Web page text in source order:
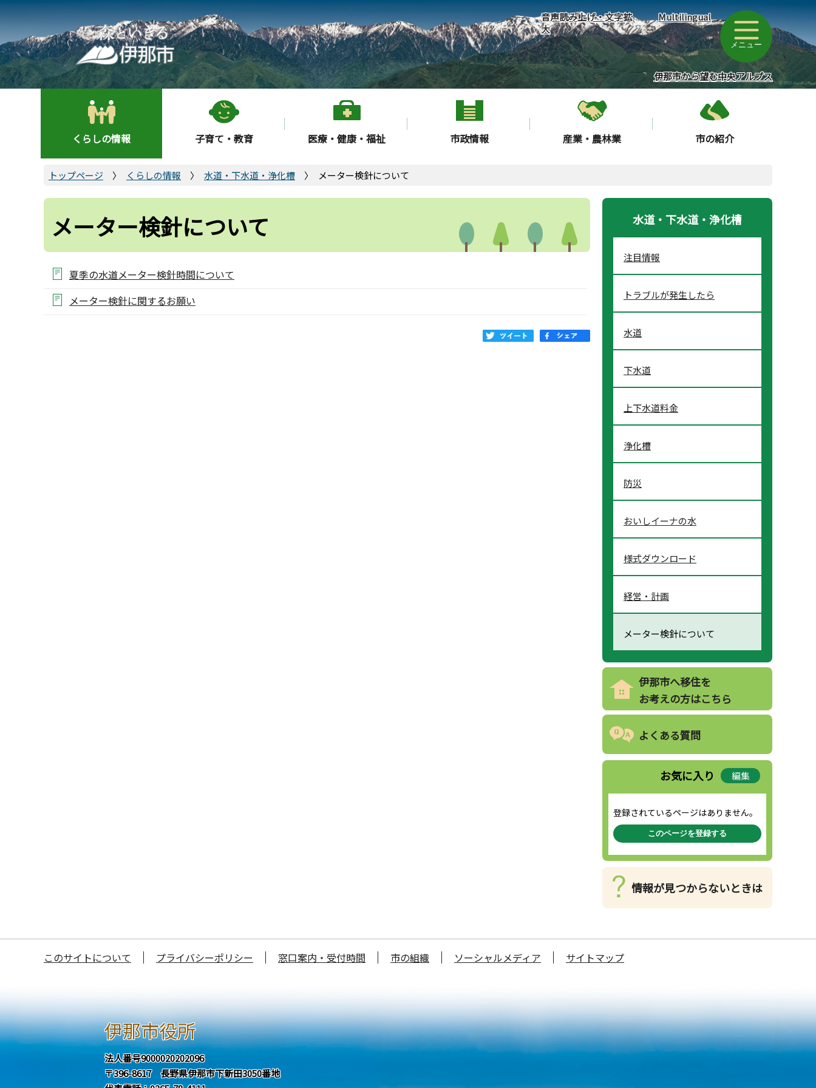
こ
の
ペ
ー
ジ
の
音声読み上げ・文字拡
大
Multilingual
メニュー
伊那市から望む中央アルプス
くらしの情報 子育て・教育 医療・健康・福祉 市政情報 産業・農林業 市の紹介
トップページ くらしの情報 水道・下水道・浄化槽 メーター検針について
メーター検針について
夏季の水道メーター検針時間について
メーター検針に関するお願い
水道・下水道・浄化槽
注目情報
トラブルが発生したら
水道
下水道
上下水道料金
浄化槽
防災
おいしイーナの水
様式ダウンロード
経営・計画
メーター検針について
伊那市へ移住を
お考えの方はこちら
よくある質問
お気に入り 編集
登録されているページはありません。
このページを登録する
情報が見つからないときは
このサイトについて プライバシーポリシー 窓口案内・受付時間 市の組織 ソーシャルメディア サイトマップ
伊那市役所
法人番号9000020202096
〒396-8617 長野県伊那市下新田3050番地